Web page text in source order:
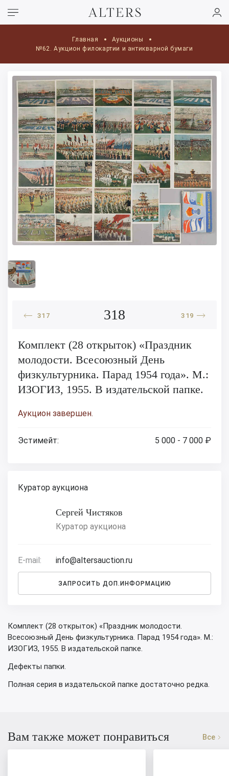
Главная
Аукционы
№62. Аукцион филокартии и антикварной бумаги
317 318 319
Комплект (28 открыток) «Праздник
молодости. Всесоюзный День
физкультурника. Парад 1954 года». М.:
ИЗОГИЗ, 1955. В издательской папке.
Аукцион завершен.
Эстимейт: 5 000 - 7 000 ₽
Куратор аукциона
Сергей Чистяков
Куратор аукциона
E-mail: info@altersauction.ru
ЗАПРОСИТЬ ДОП.ИНФОРМАЦИЮ
Комплект (28 открыток) «Праздник молодости.
Всесоюзный День физкультурника. Парад 1954 года». М.:
ИЗОГИЗ, 1955. В издательской папке.
Дефекты папки.
Полная серия в издательской папке достаточно редка.
Вам также может понравиться Все